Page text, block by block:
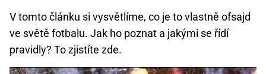
V tomto článku si vysvětlíme, co je to vlastně ofsajd
ve světě fotbalu. Jak ho poznat a jakými se řídí
pravidly? To zjistíte zde.